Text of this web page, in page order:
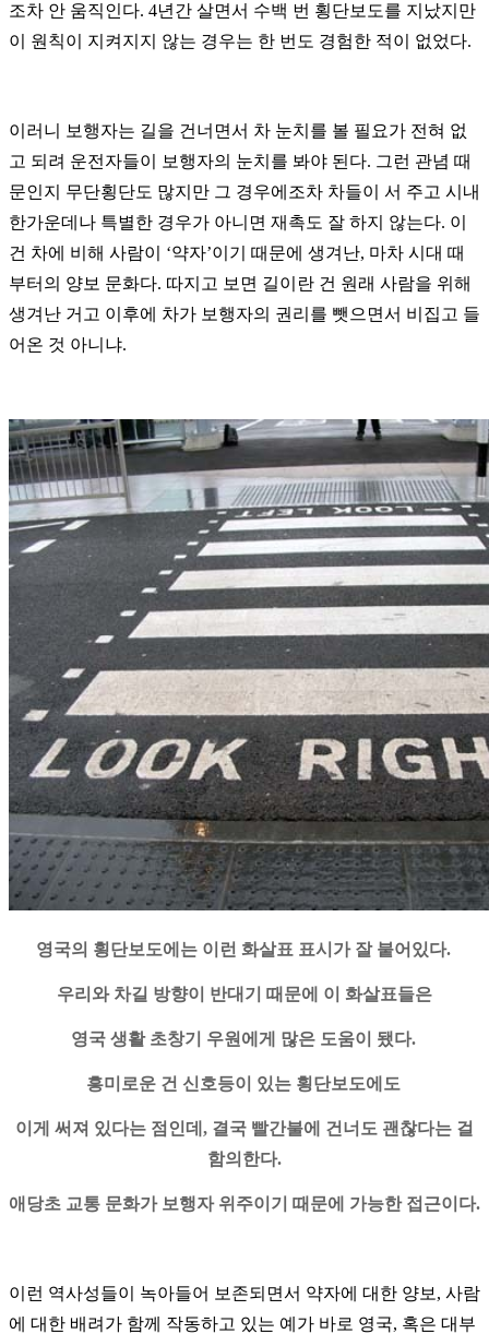
조차 안 움직인다. 4년간 살면서 수백 번 횡단보도를 지났지만
이 원칙이 지켜지지 않는 경우는 한 번도 경험한 적이 없었다.
이러니 보행자는 길을 건너면서 차 눈치를 볼 필요가 전혀 없
고 되려 운전자들이 보행자의 눈치를 봐야 된다. 그런 관념 때
문인지 무단횡단도 많지만 그 경우에조차 차들이 서 주고 시내
한가운데나 특별한 경우가 아니면 재촉도 잘 하지 않는다. 이
건 차에 비해 사람이 ‘약자’이기 때문에 생겨난, 마차 시대 때
부터의 양보 문화다. 따지고 보면 길이란 건 원래 사람을 위해
생겨난 거고 이후에 차가 보행자의 권리를 뺏으면서 비집고 들
어온 것 아니냐.
영국의 횡단보도에는 이런 화살표 표시가 잘 붙어있다.
우리와 차길 방향이 반대기 때문에 이 화살표들은
영국 생활 초창기 우원에게 많은 도움이 됐다.
흥미로운 건 신호등이 있는 횡단보도에도
이게 써져 있다는 점인데, 결국 빨간불에 건너도 괜찮다는 걸
함의한다.
애당초 교통 문화가 보행자 위주이기 때문에 가능한 접근이다.
이런 역사성들이 녹아들어 보존되면서 약자에 대한 양보, 사람
에 대한 배려가 함께 작동하고 있는 예가 바로 영국, 혹은 대부